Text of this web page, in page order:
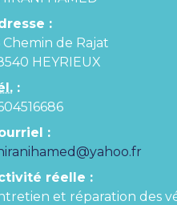
:
Chemin de Rajat
HEYRIEUX
:
:
réelle :
et réparation des